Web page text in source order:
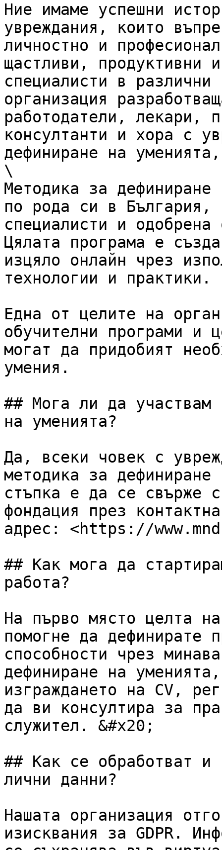
Ние имаме успешни
увреждания, които
личностно и
щастливи, продуктивни
специалисти в
организация
работодатели, лекари,
консултанти и хора с
дефиниране на
\
Методика за
по рода си в България,
специалисти и
Цялата програма е
изцяло онлайн чрез
технологии и практики.
Една от целите на
обучителни програми и
могат да придобият
умения.
## Мога ли да участвам
на уменията?
Да, всеки човек с
методика за
стъпка е да се свърже
фондация през
адрес: <https://
## Как мога да
работа?
На първо място целта
помогне да дефинирате
способности чрез
дефиниране на
изграждането на CV,
да ви консултира за
служител. &#x20;
## Как се обработват и
лични данни?
Нашата организация
изисквания за GDPR.